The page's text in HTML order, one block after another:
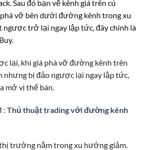
Sau đó bạn vẽ kênh giá trên cú
vỡ bên dưới đường kênh trong xu
ngược trở lại ngay lập tức, đây chính là
lại, khi giá phá vỡ đường kênh trên
nhưng bị đảo ngược lại ngay lập tức,
mở vị thế bán.
: Thủ thuật trading với đường kênh
trường nằm trong xu hướng giảm.